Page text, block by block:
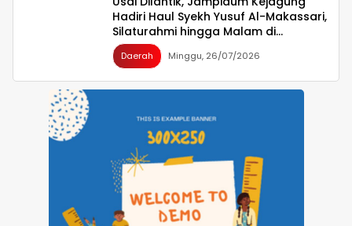
Hadiri Haul Syekh Yusuf Al-Makassari,
Silaturahmi hingga Malam di
Makassar
Daerah Minggu, 26/07/2026